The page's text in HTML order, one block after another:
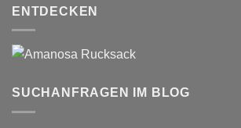
ENTDECKEN
SUCHANFRAGEN IM BLOG